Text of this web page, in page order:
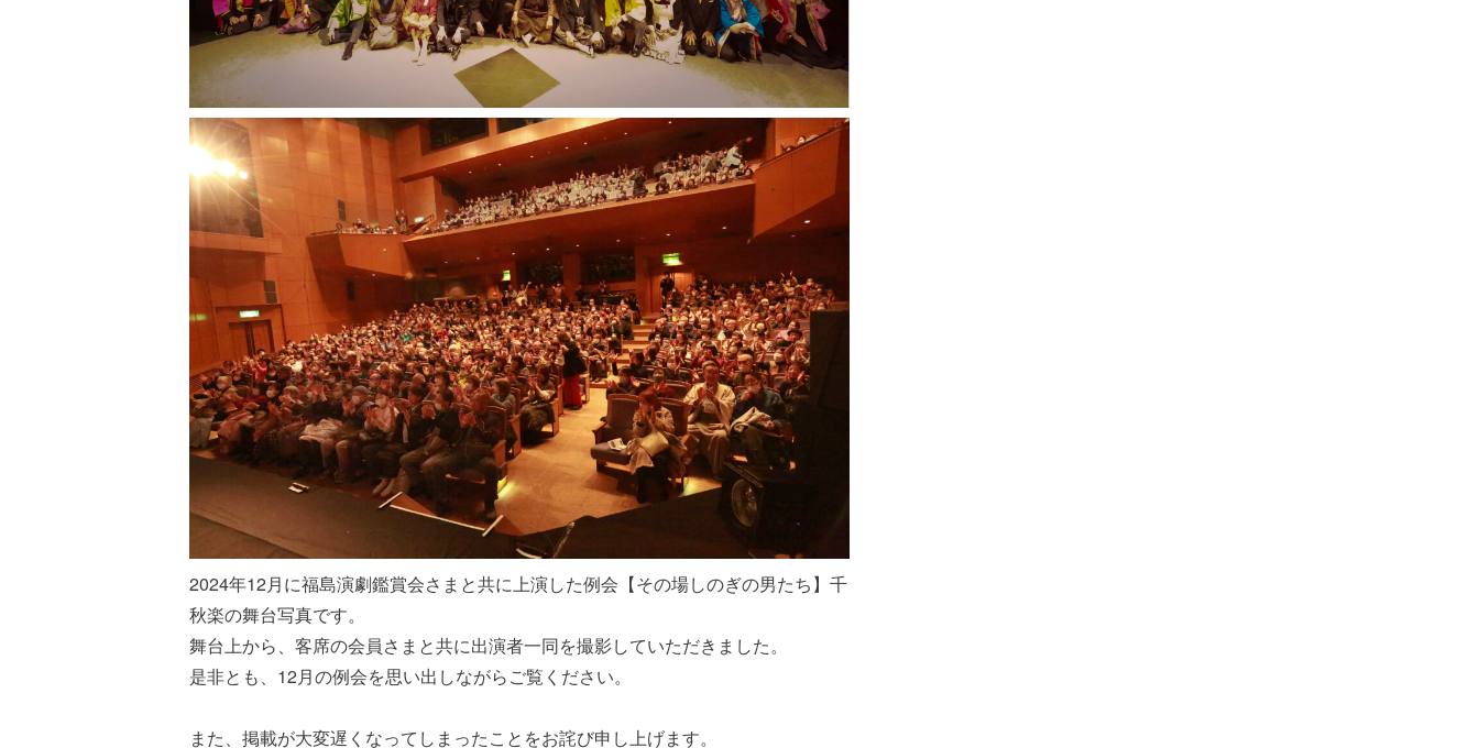
2024年12月に福島演劇鑑賞会さまと共に上演した例会【その場しのぎの男たち】千
秋楽の舞台写真です。
舞台上から、客席の会員さまと共に出演者一同を撮影していただきました。
是非とも、12月の例会を思い出しながらご覧ください。
また、掲載が大変遅くなってしまったことをお詫び申し上げます。